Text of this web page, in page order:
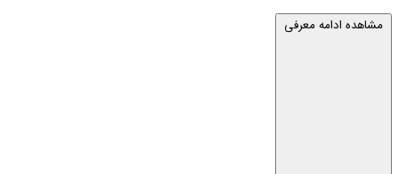
مشاهده ادامه معرفی